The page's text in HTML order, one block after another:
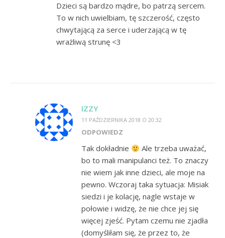
Dzieci są bardzo mądre, bo patrzą sercem.
To w nich uwielbiam, tę szczerość, często
chwytającą za serce i uderzającą w tę
wrażliwą strunę <3
IZZY
11 PAŹDZIERNIKA 2018 O 20:32
ODPOWIEDZ
Tak dokładnie
Ale trzeba uważać,
bo to mali manipulanci też. To znaczy
nie wiem jak inne dzieci, ale moje na
pewno. Wczoraj taka sytuacja: Misiak
siedzi i je kolację, nagle wstaje w
połowie i widzę, że nie chce jej się
więcej zjeść. Pytam czemu nie zjadła
(domyśliłam się, że przez to, że